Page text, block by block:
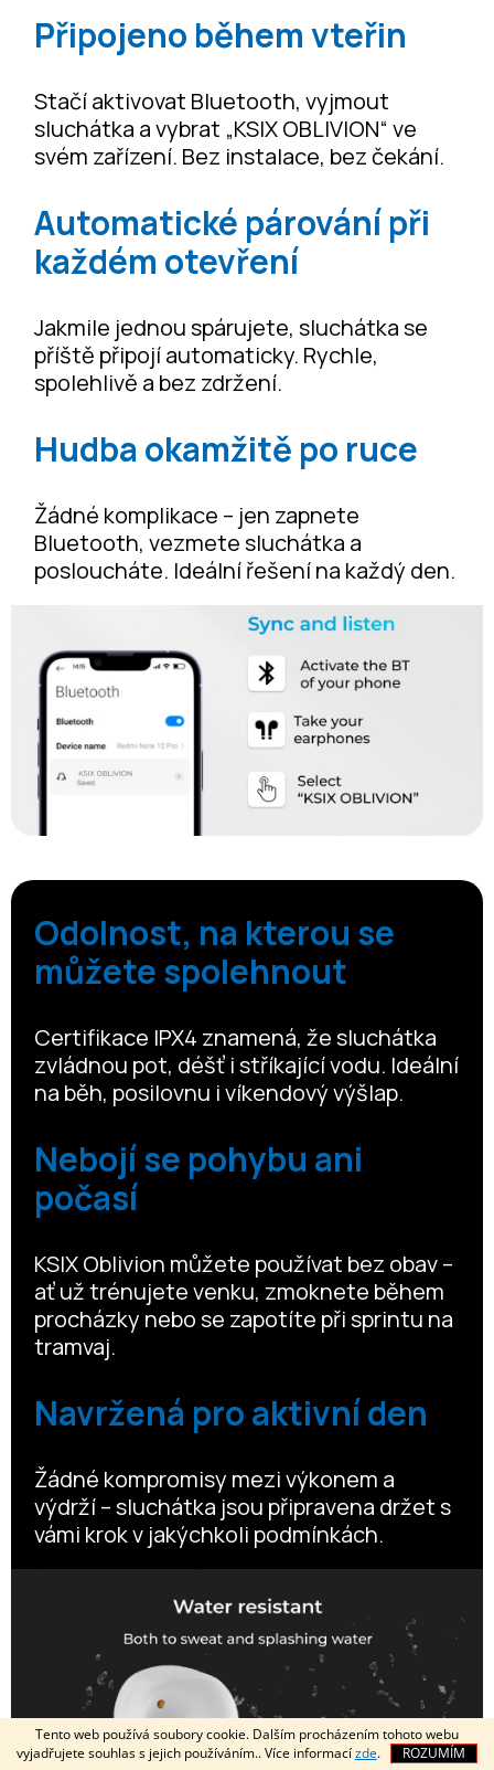
Tento web používá soubory cookie. Dalším procházením tohoto webu
vyjadřujete souhlas s jejich používáním.. Více informacízde. ROZUMÍM
Připojeno během vteřin
Stačí aktivovat Bluetooth, vyjmout
sluchátka a vybrat „KSIX OBLIVION“ ve
svém zařízení. Bez instalace, bez čekání.
Automatické párování při
každém otevření
Jakmile jednou spárujete, sluchátka se
příště připojí automaticky. Rychle,
spolehlivě a bez zdržení.
Hudba okamžitě po ruce
Žádné komplikace – jen zapnete
Bluetooth, vezmete sluchátka a
posloucháte. Ideální řešení na každý den.
Odolnost, na kterou se
můžete spolehnout
Certifikace IPX4 znamená, že sluchátka
zvládnou pot, déšť i stříkající vodu. Ideální
na běh, posilovnu i víkendový výšlap.
Nebojí se pohybu ani
počasí
KSIX Oblivion můžete používat bez obav –
ať už trénujete venku, zmoknete během
procházky nebo se zapotíte při sprintu na
tramvaj.
Navržená pro aktivní den
Žádné kompromisy mezi výkonem a
výdrží – sluchátka jsou připravena držet s
vámi krok v jakýchkoli podmínkách.